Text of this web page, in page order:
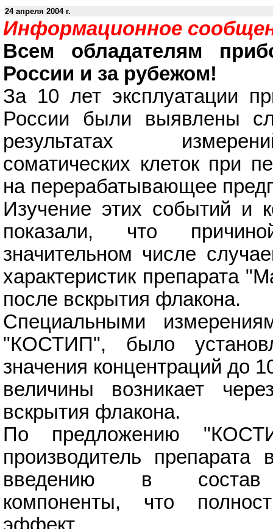
24 апреля 2004 г.
Информационное
Всем обладателям
России и за рубежом!
За 10 лет эксплуатации
России были выявлены
результатах
соматических клеток при
на перерабатывающее
Изучение этих событий и
показали, что
значительном числе
характеристик препарата
после вскрытия флакона.
Специальными
"КОСТИП", было
значения концентраций до
величины возникает
вскрытия флакона.
По предложению
производитель
введению в состав
компоненты, что